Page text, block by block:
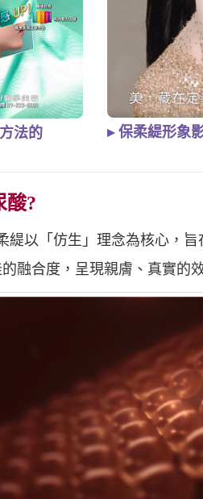
法的 ▸ 保柔緹形象
酸?
以「仿生」理念為核心，旨
融合度，呈現親膚、真實的